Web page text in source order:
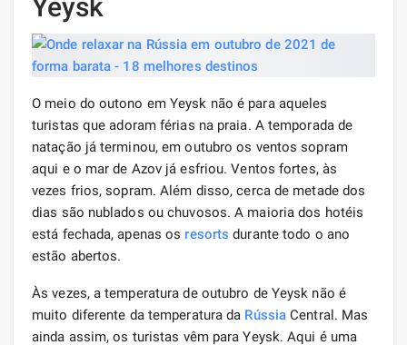
Yeysk
O meio do outono em Yeysk não é para aqueles
turistas que adoram férias na praia. A temporada de
natação já terminou, em outubro os ventos sopram
aqui e o mar de Azov já esfriou. Ventos fortes, às
vezes frios, sopram. Além disso, cerca de metade dos
dias são nublados ou chuvosos. A maioria dos hotéis
está fechada, apenas os resorts durante todo o ano
estão abertos.
Às vezes, a temperatura de outubro de Yeysk não é
muito diferente da temperatura da Rússia Central. Mas
ainda assim, os turistas vêm para Yeysk. Aqui é uma